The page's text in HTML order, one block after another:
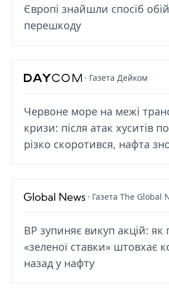
Європі знайшли спосіб
перешкоду
· Газета Дейком
Червоне море на межі
кризи: після атак хуситів
різко скоротився, нафта
· Газета The Global
BP зупиняє викуп акцій: як
«зеленої ставки» штовхає
назад у нафту